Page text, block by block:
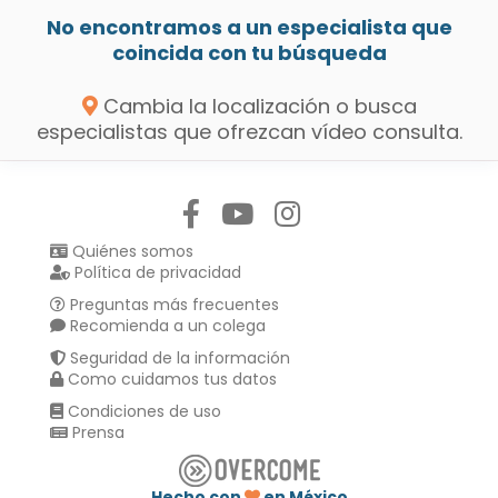
No encontramos a un especialista que
coincida con tu búsqueda
Cambia la localización o busca
especialistas que ofrezcan vídeo consulta.
Quiénes somos
Política de privacidad
Preguntas más frecuentes
Recomienda a un colega
Seguridad de la información
Como cuidamos tus datos
Condiciones de uso
Prensa